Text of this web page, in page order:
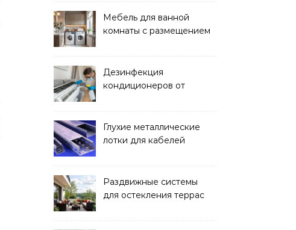
Мебель для ванной
комнаты с размещением
Дезинфекция
кондиционеров от
Глухие металлические
лотки для кабелей
Раздвижные системы
для остекления террас